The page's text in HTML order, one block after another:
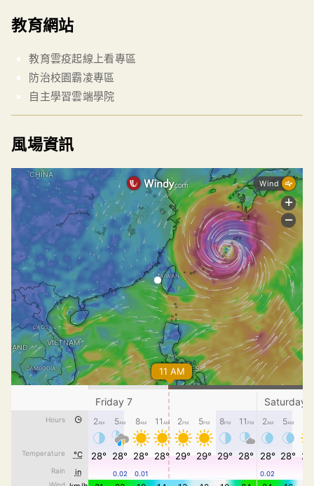
教育網站
教育雲疫起線上看專區
防治校園霸凌專區
自主學習雲端學院
風場資訊